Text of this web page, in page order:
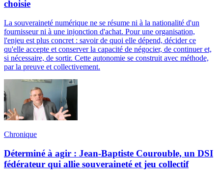
choisie
La souveraineté numérique ne se résume ni à la nationalité d'un
fournisseur ni à une injonction d'achat. Pour une organisation,
l'enjeu est plus concret : savoir de quoi elle dépend, décider ce
qu'elle accepte et conserver la capacité de négocier, de continuer et,
si nécessaire, de sortir. Cette autonomie se construit avec méthode,
par la preuve et collectivement.
Chronique
Déterminé à agir : Jean-Baptiste Courouble, un DSI
fédérateur qui allie souveraineté et jeu collectif